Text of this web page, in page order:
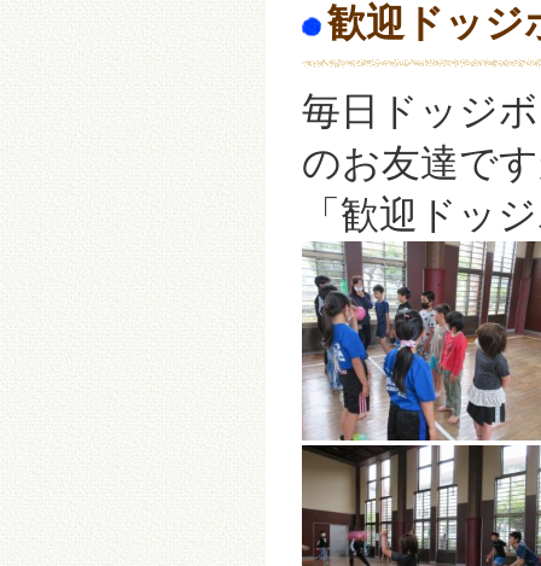
歓迎ドッ
毎日ドッジ
のお友達で
「歓迎ドッ